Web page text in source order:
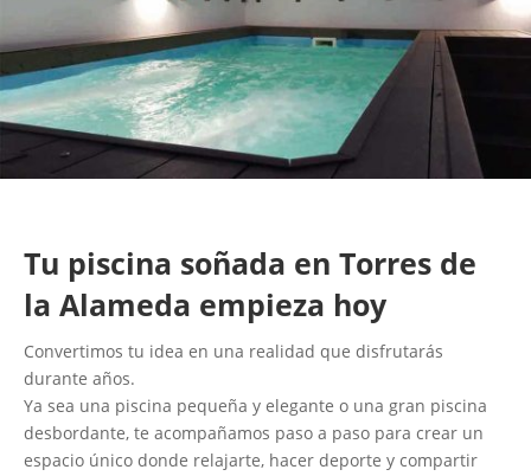
Tu piscina soñada en Torres de
la Alameda empieza hoy
Convertimos tu idea en una realidad que disfrutarás
durante años.
Ya sea una piscina pequeña y elegante o una gran piscina
desbordante, te acompañamos paso a paso para crear un
espacio único donde relajarte, hacer deporte y compartir